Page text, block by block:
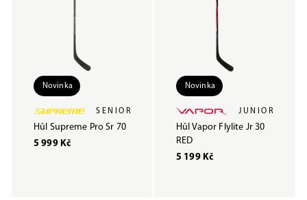
Novinka
SENIOR
Hůl Supreme Pro Sr 70
5 999 Kč
Novinka
JUNIOR
Hůl Vapor Flylite Jr 30
RED
5 199 Kč